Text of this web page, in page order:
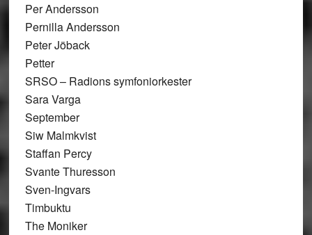
Per Andersson
Pernilla Andersson
Peter Jöback
Petter
SRSO – Radions symfoniorkester
Sara Varga
September
Siw Malmkvist
Staffan Percy
Svante Thuresson
Sven-Ingvars
Timbuktu
The Moniker